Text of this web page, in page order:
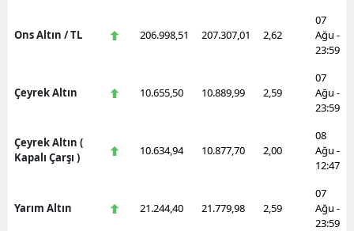
Ons Altın / TL 206.998,51 207.307,01 2,62
07
Ağu -
23:59
Çeyrek Altın 10.655,50 10.889,99 2,59
07
Ağu -
23:59
Çeyrek Altın (
Kapalı Çarşı )
10.634,94 10.877,70 2,00
08
Ağu -
12:47
Yarım Altın 21.244,40 21.779,98 2,59
07
Ağu -
23:59